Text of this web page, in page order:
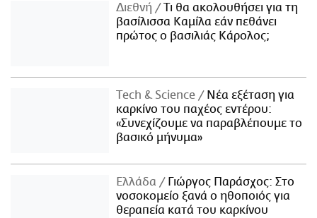
Διεθνή
Τι θα ακολουθήσει για τη
βασίλισσα Καμίλα εάν πεθάνει
πρώτος ο βασιλιάς Κάρολος;
Τech & Science
Νέα εξέταση για
καρκίνο του παχέος εντέρου:
«Συνεχίζουμε να παραβλέπουμε το
βασικό μήνυμα»
Ελλάδα
Γιώργος Παράσχος: Στο
νοσοκομείο ξανά ο ηθοποιός για
θεραπεία κατά του καρκίνου